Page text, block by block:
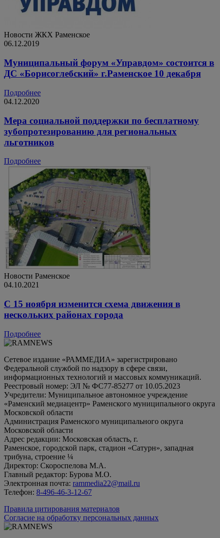
Новости ЖКХ Раменское
06.12.2019
Муниципальный форум «Управдом» состоится в
ДС «Борисоглебский» г.Раменское 10 декабря
Подробнее
04.12.2020
Мера социальной поддержки по бесплатному
зубопротезированию для региональных
льготников
Подробнее
Новости Раменское
04.10.2021
С 15 ноября изменится схема движения в
нескольких районах города
Подробнее
Сетевое издание «РАММЕДИА» зарегистрировано
Федеральной службой по надзору в сфере связи,
информационных технологий и массовых коммуникаций.
Реестровый номер: ЭЛ № ФС77-85277 от 10.05.2023
Учредители: Муниципальное автономное учреждение
«Раменский медиацентр» Раменского муниципального округа
Московской области
Администрация Раменского муниципального округа
Московской области
Адрес редакции: Московская область, г.
Раменское, городской парк, стадион «Сатурн», западная
трибуна, строение ¼
Директор: Скороспелова М.А.
Главный редактор: Бурова М.О.
Электронная почта: rammedia22@mail.ru
Телефон: 8-496-46-3-12-67
Правила цитирования материалов
Согласие на обработку персональных данных